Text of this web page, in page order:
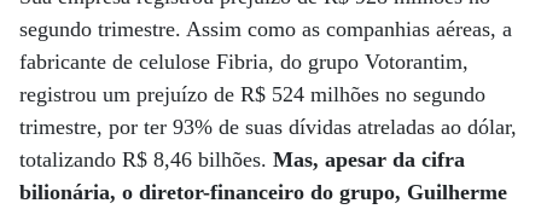
segundo trimestre. Assim como as companhias aéreas, a
fabricante de celulose Fibria, do grupo Votorantim,
registrou um prejuízo de R$ 524 milhões no segundo
trimestre, por ter 93% de suas dívidas atreladas ao dólar,
totalizando R$ 8,46 bilhões. Mas, apesar da cifra
bilionária, o diretor-financeiro do grupo, Guilherme